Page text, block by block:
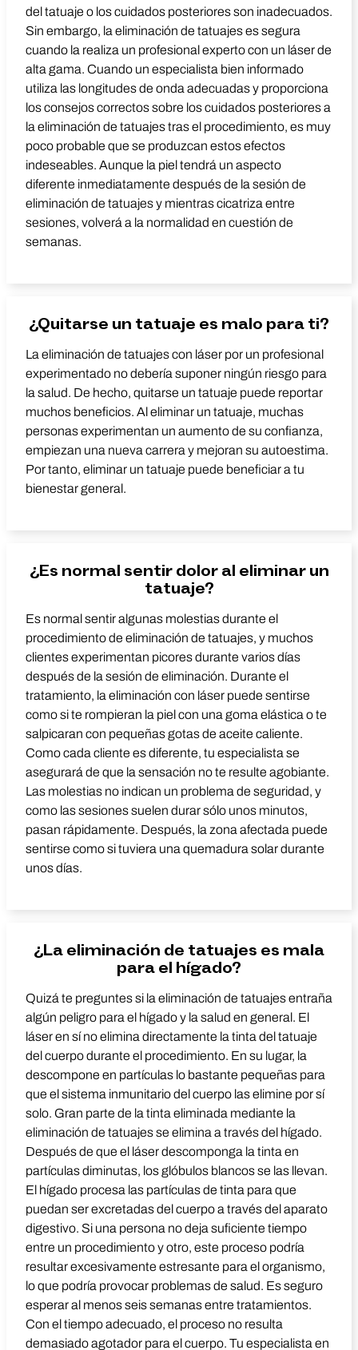
del tatuaje o los cuidados posteriores son inadecuados.
Sin embargo, la eliminación de tatuajes es segura
cuando la realiza un profesional experto con un láser de
alta gama. Cuando un especialista bien informado
utiliza las longitudes de onda adecuadas y proporciona
los consejos correctos sobre los cuidados posteriores a
la eliminación de tatuajes tras el procedimiento, es muy
poco probable que se produzcan estos efectos
indeseables. Aunque la piel tendrá un aspecto
diferente inmediatamente después de la sesión de
eliminación de tatuajes y mientras cicatriza entre
sesiones, volverá a la normalidad en cuestión de
semanas.
¿Quitarse un tatuaje es malo para ti?
La eliminación de tatuajes con láser por un profesional
experimentado no debería suponer ningún riesgo para
la salud. De hecho, quitarse un tatuaje puede reportar
muchos beneficios. Al eliminar un tatuaje, muchas
personas experimentan un aumento de su confianza,
empiezan una nueva carrera y mejoran su autoestima.
Por tanto, eliminar un tatuaje puede beneficiar a tu
bienestar general.
¿Es normal sentir dolor al eliminar un
tatuaje?
Es normal sentir algunas molestias durante el
procedimiento de eliminación de tatuajes, y muchos
clientes experimentan picores durante varios días
después de la sesión de eliminación. Durante el
tratamiento, la eliminación con láser puede sentirse
como si te rompieran la piel con una goma elástica o te
salpicaran con pequeñas gotas de aceite caliente.
Como cada cliente es diferente, tu especialista se
asegurará de que la sensación no te resulte agobiante.
Las molestias no indican un problema de seguridad, y
como las sesiones suelen durar sólo unos minutos,
pasan rápidamente. Después, la zona afectada puede
sentirse como si tuviera una quemadura solar durante
unos días.
¿La eliminación de tatuajes es mala
para el hígado?
Quizá te preguntes si la eliminación de tatuajes entraña
algún peligro para el hígado y la salud en general. El
láser en sí no elimina directamente la tinta del tatuaje
del cuerpo durante el procedimiento. En su lugar, la
descompone en partículas lo bastante pequeñas para
que el sistema inmunitario del cuerpo las elimine por sí
solo. Gran parte de la tinta eliminada mediante la
eliminación de tatuajes se elimina a través del hígado.
Después de que el láser descomponga la tinta en
partículas diminutas, los glóbulos blancos se las llevan.
El hígado procesa las partículas de tinta para que
puedan ser excretadas del cuerpo a través del aparato
digestivo. Si una persona no deja suficiente tiempo
entre un procedimiento y otro, este proceso podría
resultar excesivamente estresante para el organismo,
lo que podría provocar problemas de salud. Es seguro
esperar al menos seis semanas entre tratamientos.
Con el tiempo adecuado, el proceso no resulta
demasiado agotador para el cuerpo. Tu especialista en